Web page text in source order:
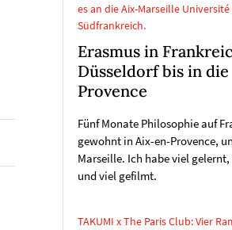
es an die Aix-Marseille Université
Südfrankreich.
Erasmus in
Düsseldorf bis in die
Provence
Fünf Monate Philosophie auf
gewohnt in Aix-en-Provence,
Marseille. Ich habe viel
und viel gefilmt.
TAKUMI x The Paris Club: Vier